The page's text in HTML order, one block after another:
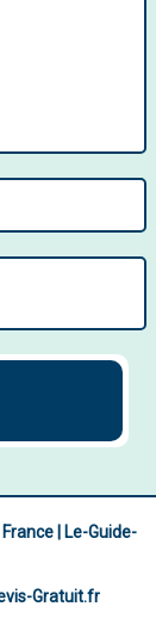
| Le-Guide-
Gratuit.fr